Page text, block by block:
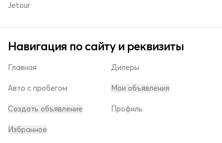
Jetour
Навигация по сайту и реквизиты
Главная
Авто с пробегом
Создать объявление
Дилеры
Мои объявления
Профиль
Избранное